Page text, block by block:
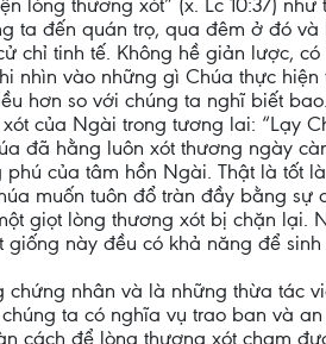
lòng thương xót” (x. Lc 10:37)
ta đến quán trọ, qua đêm ở đó
chỉ tinh tế. Không hề giản lược,
nhìn vào những gì Chúa thực
hơn so với chúng ta nghĩ biết
của Ngài trong tương lai: “Lạy
đã hằng luôn xót thương ngày
của tâm hồn Ngài. Thật là tốt
muốn tuôn đổ tràn đầy bằng
giọt lòng thương xót bị chặn
này đều có khả năng để
chứng nhân và là những thừa
ta có nghĩa vụ trao ban và
cách để lòng thương xót chạm